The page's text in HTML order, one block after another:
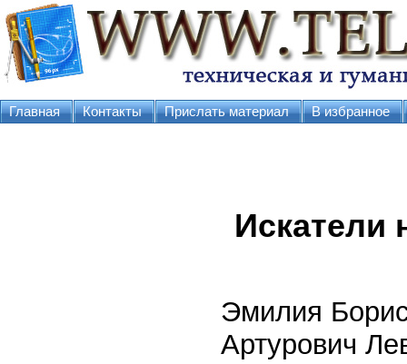
Главная Контакты Прислать материал В избранное
Искатели
Эмилия
Артурович